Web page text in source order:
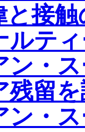
と接
ルテ
ン・
残留
ン・